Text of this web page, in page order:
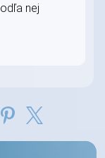
nej